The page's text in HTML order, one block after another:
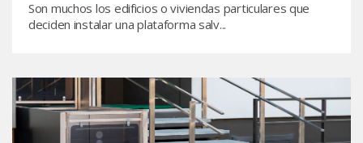
Son muchos los edificios o viviendas particulares que
deciden instalar una plataforma salv...